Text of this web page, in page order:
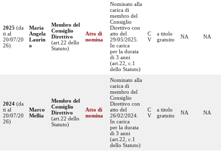
2025 (da
ti al
20/07/20
26)
Maria
Angela
Laurin
o
Membro del
Consiglio
Direttivo
(art.22 dello
Statuto)
Atto di
nomina
Nominato alla
carica di
membro del
Consiglio
Direttivo con
atto del
29/05/2025.
In carica
per la durata
di 3 anni
(art.22, c.1
dello Statuto)
C
V
a titolo
gratuito
NA NA
2024(da
ti al
20/07/20
26)
Marco
Mellia
Membro del
Consiglio
Direttivo
(art.22 dello
Statuto)
Atto di
nomina
Nominato alla
carica di
membro del
Consiglio
Direttivo con
atto del
26/02/2024.
In carica
per la durata
di 3 anni
(art.22, c.1
dello Statuto)
C
V
a titolo
gratuito
NA NA